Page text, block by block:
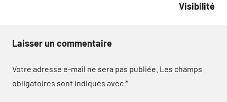
Visibilité
Laisser un commentaire
Votre adresse e-mail ne sera pas publiée. Les champs
obligatoires sont indiqués avec*